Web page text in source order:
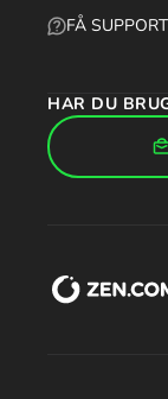
FÅ SUPPORT
HAR DU